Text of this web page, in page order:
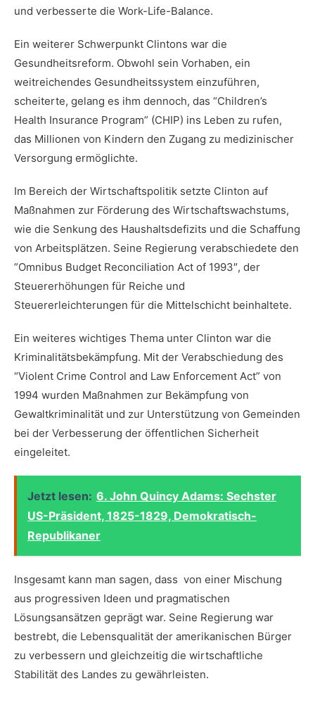
und verbesserte ​die Work-Life-Balance.
Ein⁢ weiterer ⁢Schwerpunkt Clintons ‍war die⁣
Gesundheitsreform. ⁣Obwohl sein Vorhaben, ⁤ein
weitreichendes Gesundheitssystem einzuführen,‍
scheiterte, gelang es ⁤ihm‍ dennoch, das “Children’s
‍Health‍ Insurance Program” (CHIP) ins⁢ Leben zu rufen,
das Millionen von⁤ Kindern den Zugang zu medizinischer‍
Versorgung ermöglichte.
Im Bereich der Wirtschaftspolitik setzte Clinton auf
Maßnahmen‍ zur Förderung des Wirtschaftswachstums,
wie ‍die Senkung des Haushaltsdefizits und⁤ die Schaffung⁤
von​ Arbeitsplätzen. Seine Regierung verabschiedete den
‍”Omnibus Budget​ Reconciliation Act of ⁣1993″, der​
Steuererhöhungen ​für⁢ Reiche ⁤und
Steuererleichterungen für die Mittelschicht beinhaltete.
Ein weiteres ⁢wichtiges Thema⁣ unter Clinton war die
Kriminalitätsbekämpfung. Mit der Verabschiedung des
“Violent Crime Control and‍ Law Enforcement Act” von
1994‍ wurden Maßnahmen‍ zur Bekämpfung⁢ von
⁤Gewaltkriminalität und zur Unterstützung von Gemeinden
bei der‌ Verbesserung der‍ öffentlichen Sicherheit
eingeleitet.
Jetzt lesen: 6. John Quincy Adams: Sechster
US-Präsident, 1825-1829, Demokratisch-
Republikaner
Insgesamt kann man⁢ sagen, ‌dass ⁢ von einer Mischung
aus progressiven Ideen und ⁢pragmatischen‍
Lösungsansätzen geprägt ⁤war. Seine Regierung war
bestrebt, die ⁢Lebensqualität der amerikanischen Bürger
zu verbessern​ und ⁢gleichzeitig​ die wirtschaftliche
Stabilität des Landes zu gewährleisten.